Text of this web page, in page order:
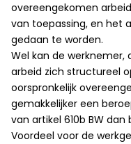
overeengekomen
van toepassing, en het
gedaan te worden.
Wel kan de
arbeid zich structureel
oorspronkelijk
gemakkelijker een
van artikel 610b BW
Voordeel voor de